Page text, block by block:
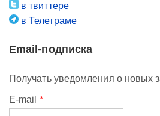
в твиттере
в Телеграме
Email-подписка
Получать уведомления о новых
E-mail *